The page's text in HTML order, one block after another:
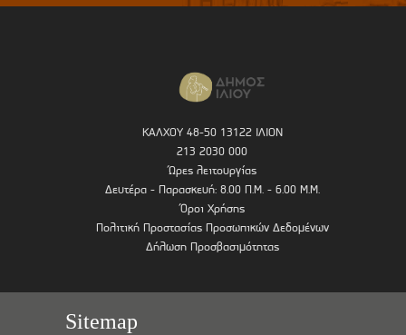
ΚΑΛΧΟΥ 48-50 13122 ΙΛΙΟΝ
213 2030 000
Ώρες λειτουργίας
Δευτέρα - Παρασκευή: 8.00 Π.Μ. - 6.00 Μ.Μ.
Όροι Χρήσης
Πολιτική Προστασίας Προσωπικών Δεδομένων
Δήλωση Προσβασιμότητας
Sitemap